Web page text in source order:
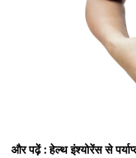
और पढ़ें :हेल्थ इंश्योरेंस से